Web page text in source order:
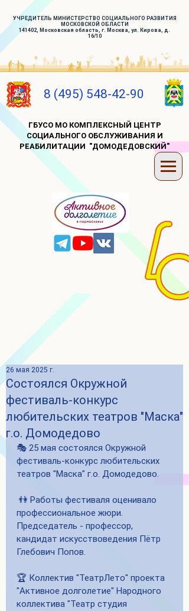
УЧРЕДИТЕЛЬ МИНИСТЕРСТВО СОЦИАЛЬНОГО РАЗВИТИЯ
МОСКОВСКОЙ ОБЛАСТИ
141402, Московская область, г. Москва, ул. Кирова, д.
16/10
8 (495) 548-42-90
ГБУСО МО КОМПЛЕКСНЫЙ ЦЕНТР
СОЦИАЛЬНОГО ОБСЛУЖИВАНИЯ И
РЕАБИЛИТАЦИИ "ДОМОДЕДОВСКИЙ"
Состоялся Окружной
фестиваль-конкурс
любительских театров "Маска"
г.о. Домодедово
26 мая 2025 г.
🎭 25 мая состоялся Окружной
фестиваль-конкурс любительских
театров "Маска" г.о. Домодедово.
профессиональное жюри.
Председатель - профессор,
кандидат искусствоведения Пётр
Глебович Попов.
🏆 Коллектив "ТеатрЛето" проекта
"Активное долголетие" Народного
коллектива "Театр студия